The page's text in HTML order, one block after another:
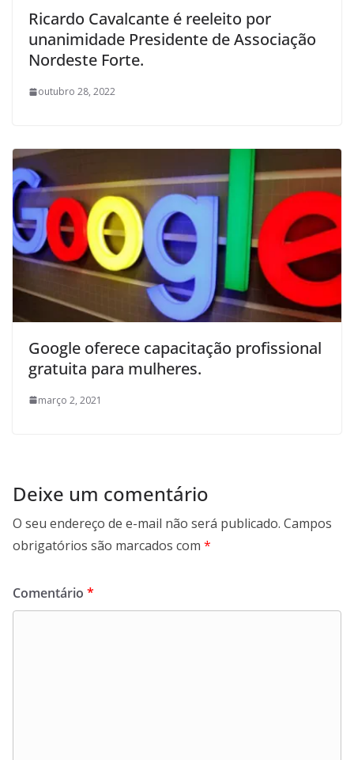
Ricardo Cavalcante é reeleito por
unanimidade Presidente de Associação
Nordeste Forte.
outubro 28, 2022
Google oferece capacitação profissional
gratuita para mulheres.
março 2, 2021
Deixe um comentário
O seu endereço de e-mail não será publicado. Campos
obrigatórios são marcados com *
Comentário *